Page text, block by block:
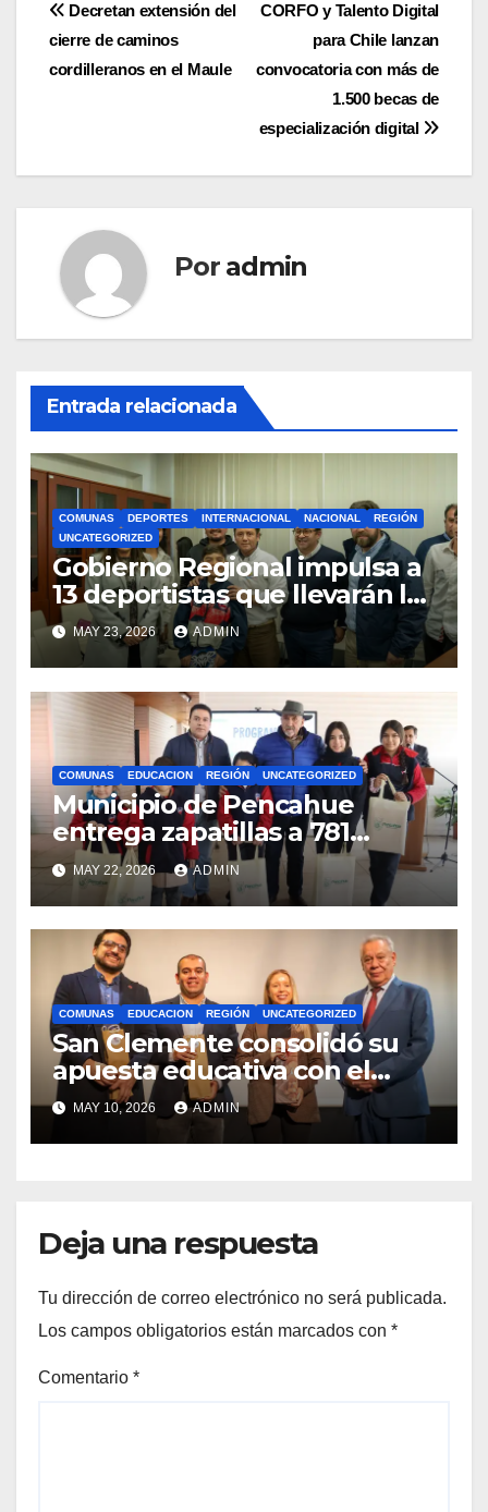
Navegación
de
CORFO y Talento Digital
para Chile lanzan
convocatoria con más de
1.500 becas de
especialización digital
Decretan extensión del
cierre de caminos
cordilleranos en el Maule
Por admin
Entrada relacionada
COMUNAS DEPORTES INTERNACIONAL NACIONAL
REGIÓN
UNCATEGORIZED
Gobierno Regional impulsa a
13 deportistas que llevarán la
bandera maulina a
competencias
internacionales
MAY 23, 2026 ADMIN
COMUNAS EDUCACION REGIÓN UNCATEGORIZED
Municipio de Pencahue
entrega zapatillas a 781
estudiantes con recursos del
Royalty Minero
MAY 22, 2026 ADMIN
COMUNAS EDUCACION REGIÓN UNCATEGORIZED
San Clemente consolidó su
apuesta educativa con el
lanzamiento del
Preuniversitario Brotes 2026
MAY 10, 2026 ADMIN
Deja una respuesta
Tu dirección de correo electrónico no será publicada.
Los campos obligatorios están marcados con *
Comentario *